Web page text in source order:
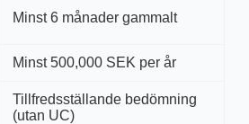
Minst 6 månader gammalt
Minst 500,000 SEK per år
Tillfredsställande bedömning
(utan UC)